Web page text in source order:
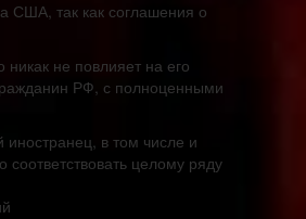
США, так как соглашения о
не повлияет на его
РФ, с полноценными
иностранец, в том числе и
целому ряду